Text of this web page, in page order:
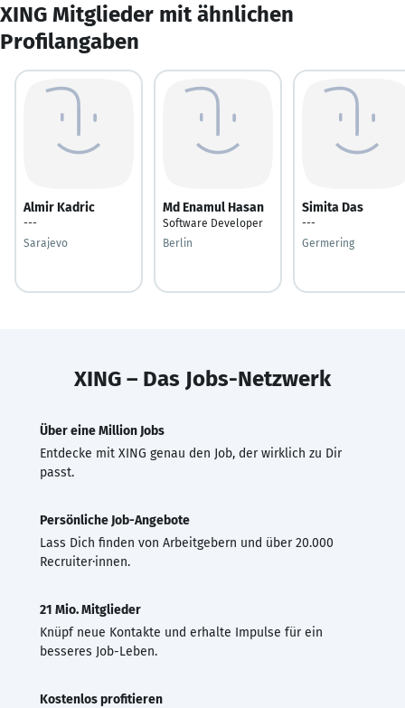
XING Mitglieder mit ähnlichen
Profilangaben
Almir Kadric
---
Sarajevo
Md Enamul Hasan
Software Developer
Berlin
Simita Das
---
Germering
XING – Das Jobs-Netzwerk
Über eine Million Jobs
Entdecke mit XING genau den Job, der wirklich zu Dir
passt.
Persönliche Job-Angebote
Lass Dich finden von Arbeitgebern und über 20.000
Recruiter·innen.
21 Mio. Mitglieder
Knüpf neue Kontakte und erhalte Impulse für ein
besseres Job-Leben.
Kostenlos profitieren